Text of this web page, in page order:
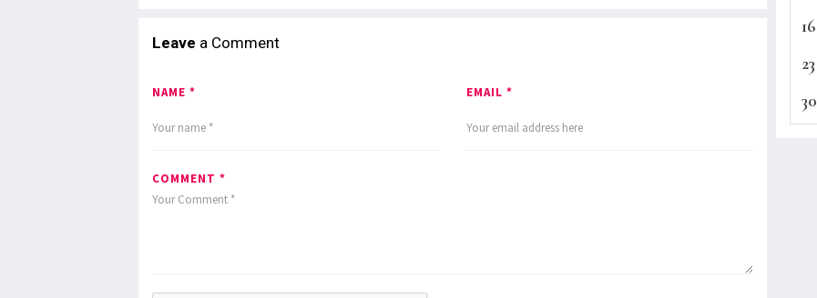
Leave a Comment
NAME * EMAIL *
COMMENT *
16
23
30